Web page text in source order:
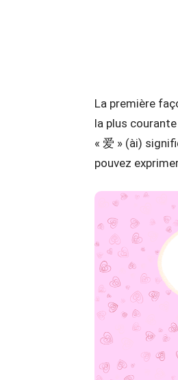
La première
la plus
« 爱 » (ài)
pouvez